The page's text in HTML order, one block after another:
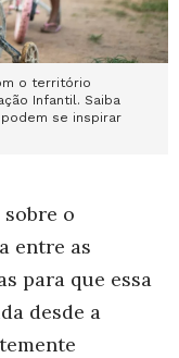
o território
Infantil. Saiba
se inspirar
o
entre as
para que essa
desde a